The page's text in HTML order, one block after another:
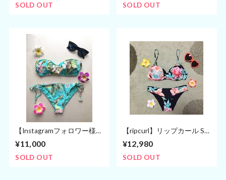
SOLD OUT SOLD OUT
【Instagramフォロワー様専
¥11,000
SOLD OUT
【ripcurl】リップカール S
９号)
¥12,980
SOLD OUT